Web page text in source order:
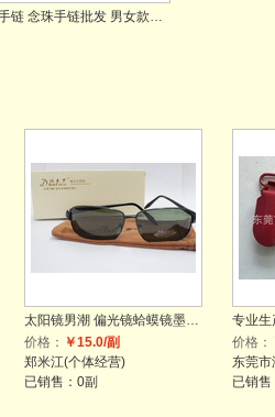
小额地摊批发五彩檀木108佛珠手链 念珠手链批发 男女款手串
太阳镜男潮 偏光镜蛤蟆镜墨镜 达克罗偏光8804
价格： ￥15.0/副
郑米江(个体经营)
已销售：0副
价格：
东莞
已销